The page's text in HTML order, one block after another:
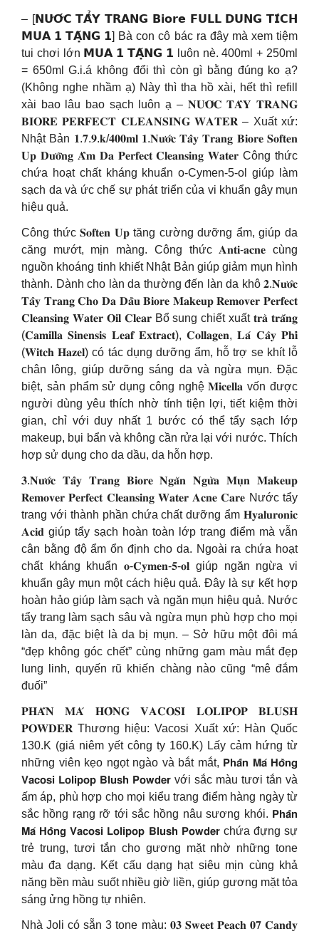
– [𝗡𝗨̛𝗢̛́𝗖 𝗧𝗔̂̉𝗬 𝗧𝗥𝗔𝗡𝗚 𝗕𝗶𝗼𝗿𝗲 𝗙𝗨𝗟𝗟 𝗗𝗨𝗡𝗚 𝗧𝗜́𝗖𝗛
𝗠𝗨𝗔 𝟭 𝗧𝗔̣̆𝗡𝗚 𝟭] Bà con cô bác ra đây mà xem tiệm
tui chơi lớn 𝗠𝗨𝗔 𝟭 𝗧𝗔̣̆𝗡𝗚 𝟭 luôn nè. 400ml + 250ml
= 650ml G.i.á không đổi thì còn gì bằng đúng ko ạ?
(Không nghe nhầm ạ) Này thì tha hồ xài, hết thì refill
xài bao lâu bao sạch luôn ạ – 𝐍𝐔̛𝐎̛́𝐂 𝐓𝐀̂̉𝐘 𝐓𝐑𝐀𝐍𝐆
𝐁𝐈𝐎𝐑𝐄 𝐏𝐄𝐑𝐅𝐄𝐂𝐓 𝐂𝐋𝐄𝐀𝐍𝐒𝐈𝐍𝐆 𝐖𝐀𝐓𝐄𝐑 – Xuất xứ:
Nhật Bản 𝟏.𝟕.𝟗.𝐤/𝟒𝟎𝟎𝐦𝐥 𝟏.𝐍𝐮̛𝐨̛́𝐜 𝐓𝐚̂̉𝐲 𝐓𝐫𝐚𝐧𝐠 𝐁𝐢𝐨𝐫𝐞 𝐒𝐨𝐟𝐭𝐞𝐧
𝐔𝐩 𝐃𝐮̛𝐨̛̃𝐧𝐠 𝐀̂̉𝐦 𝐃𝐚 𝐏𝐞𝐫𝐟𝐞𝐜𝐭 𝐂𝐥𝐞𝐚𝐧𝐬𝐢𝐧𝐠 𝐖𝐚𝐭𝐞𝐫 Công thức
chứa hoạt chất kháng khuẩn o-Cymen-5-ol giúp làm
sạch da và ức chế sự phát triển của vi khuẩn gây mụn
hiệu quả.
Công thức 𝐒𝐨𝐟𝐭𝐞𝐧 𝐔𝐩 tăng cường dưỡng ẩm, giúp da
căng mướt, mịn màng. Công thức 𝐀𝐧𝐭𝐢-𝐚𝐜𝐧𝐞 cùng
nguồn khoáng tinh khiết Nhật Bản giúp giảm mụn hình
thành. Dành cho làn da thường đến làn da khô 𝟐.𝐍𝐮̛𝐨̛́𝐜
𝐓𝐚̂̉𝐲 𝐓𝐫𝐚𝐧𝐠 𝐂𝐡𝐨 𝐃𝐚 𝐃𝐚̂̀𝐮 𝐁𝐢𝐨𝐫𝐞 𝐌𝐚𝐤𝐞𝐮𝐩 𝐑𝐞𝐦𝐨𝐯𝐞𝐫 𝐏𝐞𝐫𝐟𝐞𝐜𝐭
𝐂𝐥𝐞𝐚𝐧𝐬𝐢𝐧𝐠 𝐖𝐚𝐭𝐞𝐫 𝐎𝐢𝐥 𝐂𝐥𝐞𝐚𝐫 Bổ sung chiết xuất 𝐭𝐫𝐚̀ 𝐭𝐫𝐚̆́𝐧𝐠
(𝐂𝐚𝐦𝐢𝐥𝐥𝐚 𝐒𝐢𝐧𝐞𝐧𝐬𝐢𝐬 𝐋𝐞𝐚𝐟 𝐄𝐱𝐭𝐫𝐚𝐜𝐭), 𝐂𝐨𝐥𝐥𝐚𝐠𝐞𝐧, 𝐋𝐚́ 𝐂𝐚̂𝐲 𝐏𝐡𝐢̉
(𝐖𝐢𝐭𝐜𝐡 𝐇𝐚𝐳𝐞𝐥) có tác dụng dưỡng ẩm, hỗ trợ se khít lỗ
chân lông, giúp dưỡng sáng da và ngừa mụn. Đặc
biệt, sản phẩm sử dụng công nghệ 𝐌𝐢𝐜𝐞𝐥𝐥𝐚 vốn được
người dùng yêu thích nhờ tính tiện lợi, tiết kiệm thời
gian, chỉ với duy nhất 1 bước có thể tẩy sạch lớp
makeup, bụi bẩn và không cần rửa lại với nước. Thích
hợp sử dụng cho da dầu, da hỗn hợp.
𝟑.𝐍𝐮̛𝐨̛́𝐜 𝐓𝐚̂̉𝐲 𝐓𝐫𝐚𝐧𝐠 𝐁𝐢𝐨𝐫𝐞 𝐍𝐠𝐚̆𝐧 𝐍𝐠𝐮̛̀𝐚 𝐌𝐮̣𝐧 𝐌𝐚𝐤𝐞𝐮𝐩
𝐑𝐞𝐦𝐨𝐯𝐞𝐫 𝐏𝐞𝐫𝐟𝐞𝐜𝐭 𝐂𝐥𝐞𝐚𝐧𝐬𝐢𝐧𝐠 𝐖𝐚𝐭𝐞𝐫 𝐀𝐜𝐧𝐞 𝐂𝐚𝐫𝐞 Nước tẩy
trang với thành phần chứa chất dưỡng ẩm 𝐇𝐲𝐚𝐥𝐮𝐫𝐨𝐧𝐢𝐜
𝐀𝐜𝐢𝐝 giúp tẩy sạch hoàn toàn lớp trang điểm mà vẫn
cân bằng độ ẩm ổn định cho da. Ngoài ra chứa hoạt
chất kháng khuẩn 𝐨-𝐂𝐲𝐦𝐞𝐧-𝟓-𝐨𝐥 giúp ngăn ngừa vi
khuẩn gây mụn một cách hiệu quả. Đây là sự kết hợp
hoàn hảo giúp làm sạch và ngăn mụn hiệu quả. Nước
tẩy trang làm sạch sâu và ngừa mụn phù hợp cho mọi
làn da, đặc biệt là da bị mụn. – Sở hữu một đôi má
“đẹp không góc chết” cùng những gam màu mắt đẹp
lung linh, quyến rũ khiến chàng nào cũng “mê đắm
đuối”
𝐏𝐇𝐀̂́𝐍 𝐌𝐀́ 𝐇𝐎̂̀𝐍𝐆 𝐕𝐀𝐂𝐎𝐒𝐈 𝐋𝐎𝐋𝐈𝐏𝐎𝐏 𝐁𝐋𝐔𝐒𝐇
𝐏𝐎𝐖𝐃𝐄𝐑 Thương hiệu: Vacosi Xuất xứ: Hàn Quốc
130.K (giá niêm yết công ty 160.K) Lấy cảm hứng từ
những viên kẹo ngọt ngào và bắt mắt, 𝗣𝗵𝗮̂́𝗻 𝗠𝗮́ 𝗛𝗼̂̀𝗻𝗴
𝗩𝗮𝗰𝗼𝘀𝗶 𝗟𝗼𝗹𝗶𝗽𝗼𝗽 𝗕𝗹𝘂𝘀𝗵 𝗣𝗼𝘄𝗱𝗲𝗿 với sắc màu tươi tắn và
ấm áp, phù hợp cho mọi kiểu trang điểm hàng ngày từ
sắc hồng rạng rỡ tới sắc hồng nâu sương khói. 𝗣𝗵𝗮̂́𝗻
𝗠𝗮́ 𝗛𝗼̂̀𝗻𝗴 𝗩𝗮𝗰𝗼𝘀𝗶 𝗟𝗼𝗹𝗶𝗽𝗼𝗽 𝗕𝗹𝘂𝘀𝗵 𝗣𝗼𝘄𝗱𝗲𝗿 chứa đựng sự
trẻ trung, tươi tắn cho gương mặt nhờ những tone
màu đa dạng. Kết cấu dạng hạt siêu mịn cùng khả
năng bền màu suốt nhiều giờ liền, giúp gương mặt tỏa
sáng ửng hồng tự nhiên.
Nhà Joli có sẵn 3 tone màu: 𝟎𝟑 𝐒𝐰𝐞𝐞𝐭 𝐏𝐞𝐚𝐜𝐡 𝟎𝟕 𝐂𝐚𝐧𝐝𝐲